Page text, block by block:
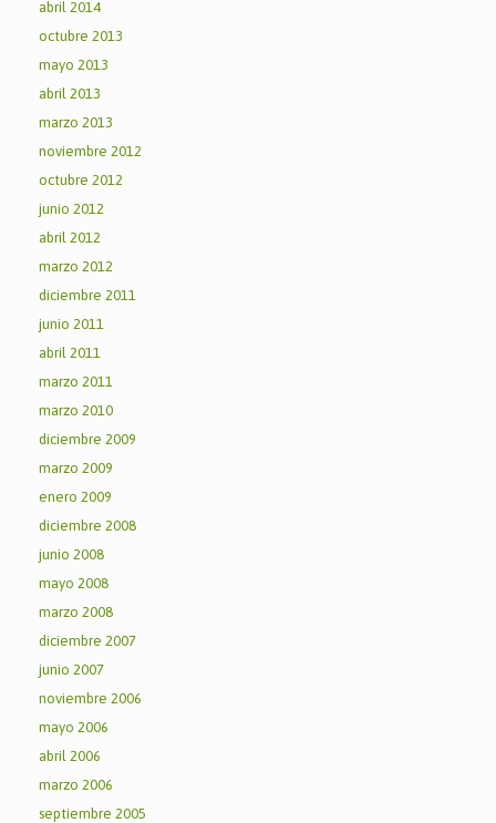
abril 2014
octubre 2013
mayo 2013
abril 2013
marzo 2013
noviembre 2012
octubre 2012
junio 2012
abril 2012
marzo 2012
diciembre 2011
junio 2011
abril 2011
marzo 2011
marzo 2010
diciembre 2009
marzo 2009
enero 2009
diciembre 2008
junio 2008
mayo 2008
marzo 2008
diciembre 2007
junio 2007
noviembre 2006
mayo 2006
abril 2006
marzo 2006
septiembre 2005